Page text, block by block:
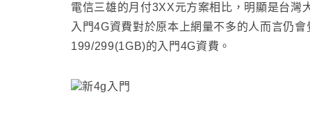
電信三雄的月付3XX元方案相比 ，明顯是台灣
入門4G資費對於原本上網量不多的人而言仍
199/299(1GB)的入門4G資費 。